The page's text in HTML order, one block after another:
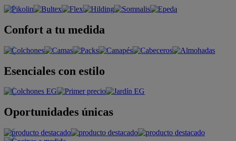
Confort a tu medida
Esenciales con estilo
Oportunidades únicas